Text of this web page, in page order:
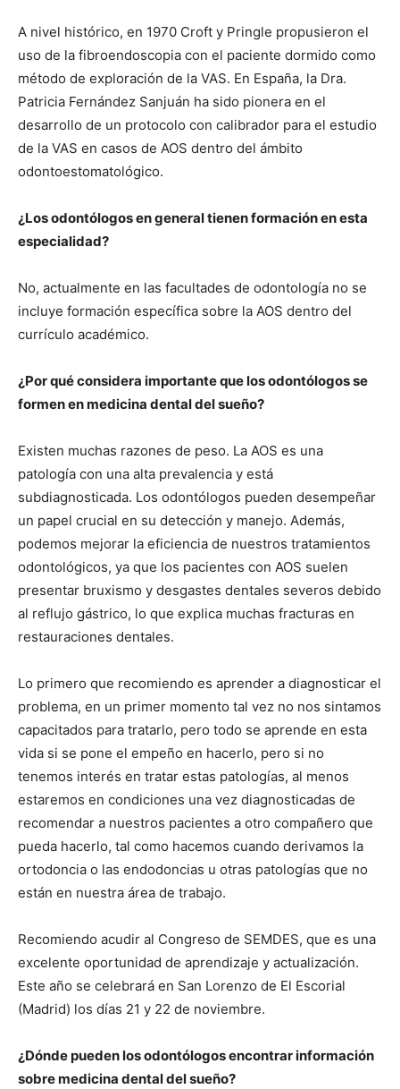
A nivel histórico, en 1970 Croft y Pringle propusieron el
uso de la fibroendoscopia con el paciente dormido como
método de exploración de la VAS. En España, la Dra.
Patricia Fernández Sanjuán ha sido pionera en el
desarrollo de un protocolo con calibrador para el estudio
de la VAS en casos de AOS dentro del ámbito
odontoestomatológico.
¿Los odontólogos en general tienen formación en esta
especialidad?
No, actualmente en las facultades de odontología no se
incluye formación específica sobre la AOS dentro del
currículo académico.
¿Por qué considera importante que los odontólogos se
formen en medicina dental del sueño?
Existen muchas razones de peso. La AOS es una
patología con una alta prevalencia y está
subdiagnosticada. Los odontólogos pueden desempeñar
un papel crucial en su detección y manejo. Además,
podemos mejorar la eficiencia de nuestros tratamientos
odontológicos, ya que los pacientes con AOS suelen
presentar bruxismo y desgastes dentales severos debido
al reflujo gástrico, lo que explica muchas fracturas en
restauraciones dentales.
Lo primero que recomiendo es aprender a diagnosticar el
problema, en un primer momento tal vez no nos sintamos
capacitados para tratarlo, pero todo se aprende en esta
vida si se pone el empeño en hacerlo, pero si no
tenemos interés en tratar estas patologías, al menos
estaremos en condiciones una vez diagnosticadas de
recomendar a nuestros pacientes a otro compañero que
pueda hacerlo, tal como hacemos cuando derivamos la
ortodoncia o las endodoncias u otras patologías que no
están en nuestra área de trabajo.
Recomiendo acudir al Congreso de SEMDES, que es una
excelente oportunidad de aprendizaje y actualización.
Este año se celebrará en San Lorenzo de El Escorial
(Madrid) los días 21 y 22 de noviembre.
¿Dónde pueden los odontólogos encontrar información
sobre medicina dental del sueño?